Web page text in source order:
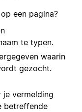
een pagina?
te typen.
waarin
gezocht.
je vermelding
betreffende